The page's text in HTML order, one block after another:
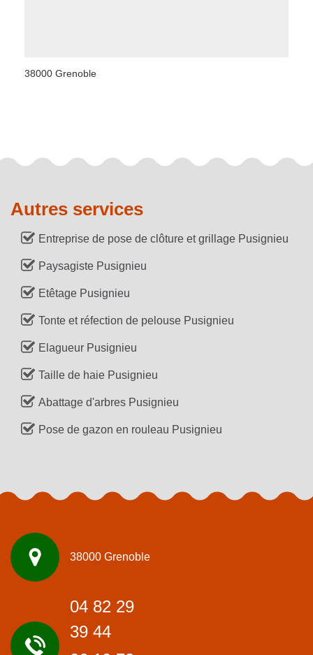
38000 Grenoble
Autres services
Entreprise de pose de clôture et grillage Pusignieu
Paysagiste Pusignieu
Etêtage Pusignieu
Tonte et réfection de pelouse Pusignieu
Elagueur Pusignieu
Taille de haie Pusignieu
Abattage d'arbres Pusignieu
Pose de gazon en rouleau Pusignieu
38000 Grenoble
04 82 29
39 44